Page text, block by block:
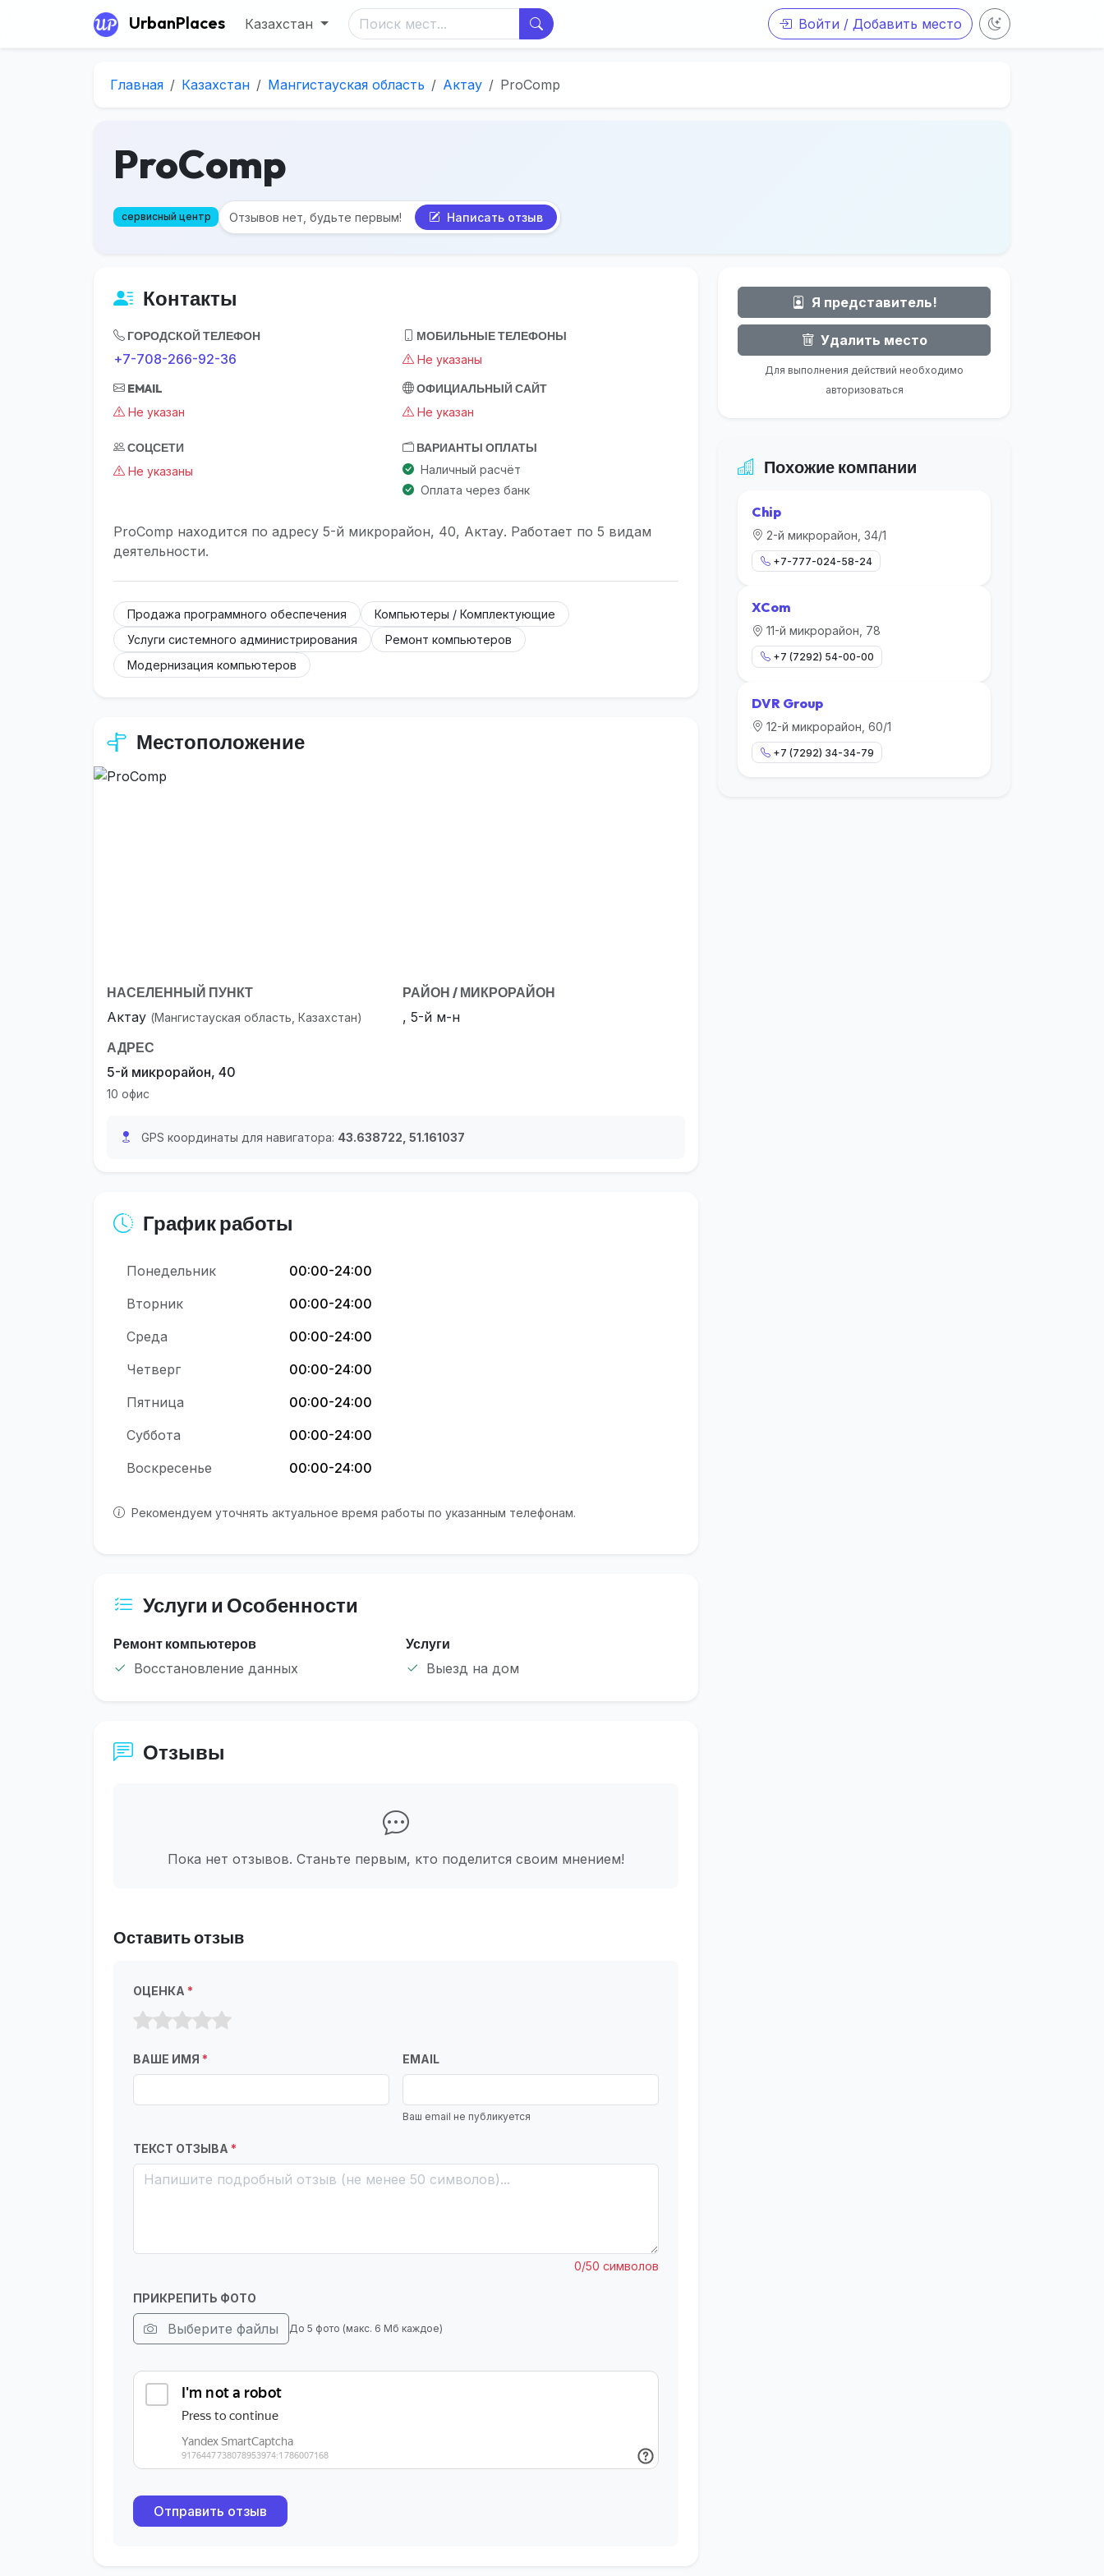
UrbanPlaces Казахстан Войти / Добавить место
Главная Казахстан Мангистауская область Актау ProComp
ProComp
сервисный центр Отзывов нет, будьте первым! Написать отзыв
Контакты
ГОРОДСКОЙ ТЕЛЕФОН
+7-708-266-92-36
МОБИЛЬНЫЕ ТЕЛЕФОНЫ
Не указаны
EMAIL
Не указан
ОФИЦИАЛЬНЫЙ САЙТ
Не указан
СОЦСЕТИ
Не указаны
ВАРИАНТЫ ОПЛАТЫ
Наличный расчёт
Оплата через банк
ProComp находится по адресу 5-й микрорайон, 40, Актау. Работает по 5 видам
деятельности.
Продажа программного обеспечения
Компьютеры / Комплектующие
Услуги системного администрирования
Ремонт компьютеров
Модернизация компьютеров
Местоположение
НАСЕЛЕННЫЙ ПУНКТ
Актау (Мангистауская область, Казахстан)
РАЙОН / МИКРОРАЙОН
, 5-й м-н
АДРЕС
5-й микрорайон, 40
10 офис
GPS координаты для навигатора: 43.638722, 51.161037
График работы
Понедельник
00:00-24:00
Вторник
00:00-24:00
Среда
00:00-24:00
Четверг
00:00-24:00
Пятница
00:00-24:00
Суббота
00:00-24:00
Воскресенье
00:00-24:00
Рекомендуем уточнять актуальное время работы по указанным телефонам.
Услуги и Особенности
Ремонт компьютеров
Восстановление данных
Услуги
Выезд на дом
Отзывы
Пока нет отзывов. Станьте первым, кто поделится своим мнением!
Оставить отзыв
ОЦЕНКА *
ВАШЕ ИМЯ * EMAIL
Ваш email не публикуется
ТЕКСТ ОТЗЫВА *
0/50 символов
ПРИКРЕПИТЬ ФОТО
Выберите файлы До 5 фото (макс. 6 Мб каждое)
Отправить отзыв
Я представитель!
Удалить место
Для выполнения действий необходимо
авторизоваться
Похожие компании
Chip
2-й микрорайон, 34/1
+7-777-024-58-24
XCom
11-й микрорайон, 78
+7 (7292) 54-00-00
DVR Group
12-й микрорайон, 60/1
+7 (7292) 34-34-79